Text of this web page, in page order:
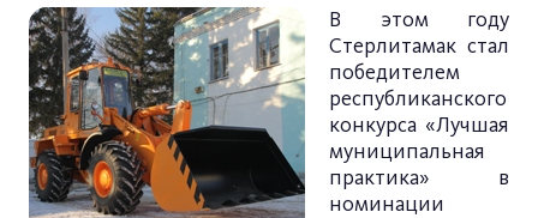
В этом году
Стерлитамак стал
победителем
республиканского
конкурса «Лучшая
муниципальная
практика» в
номинации